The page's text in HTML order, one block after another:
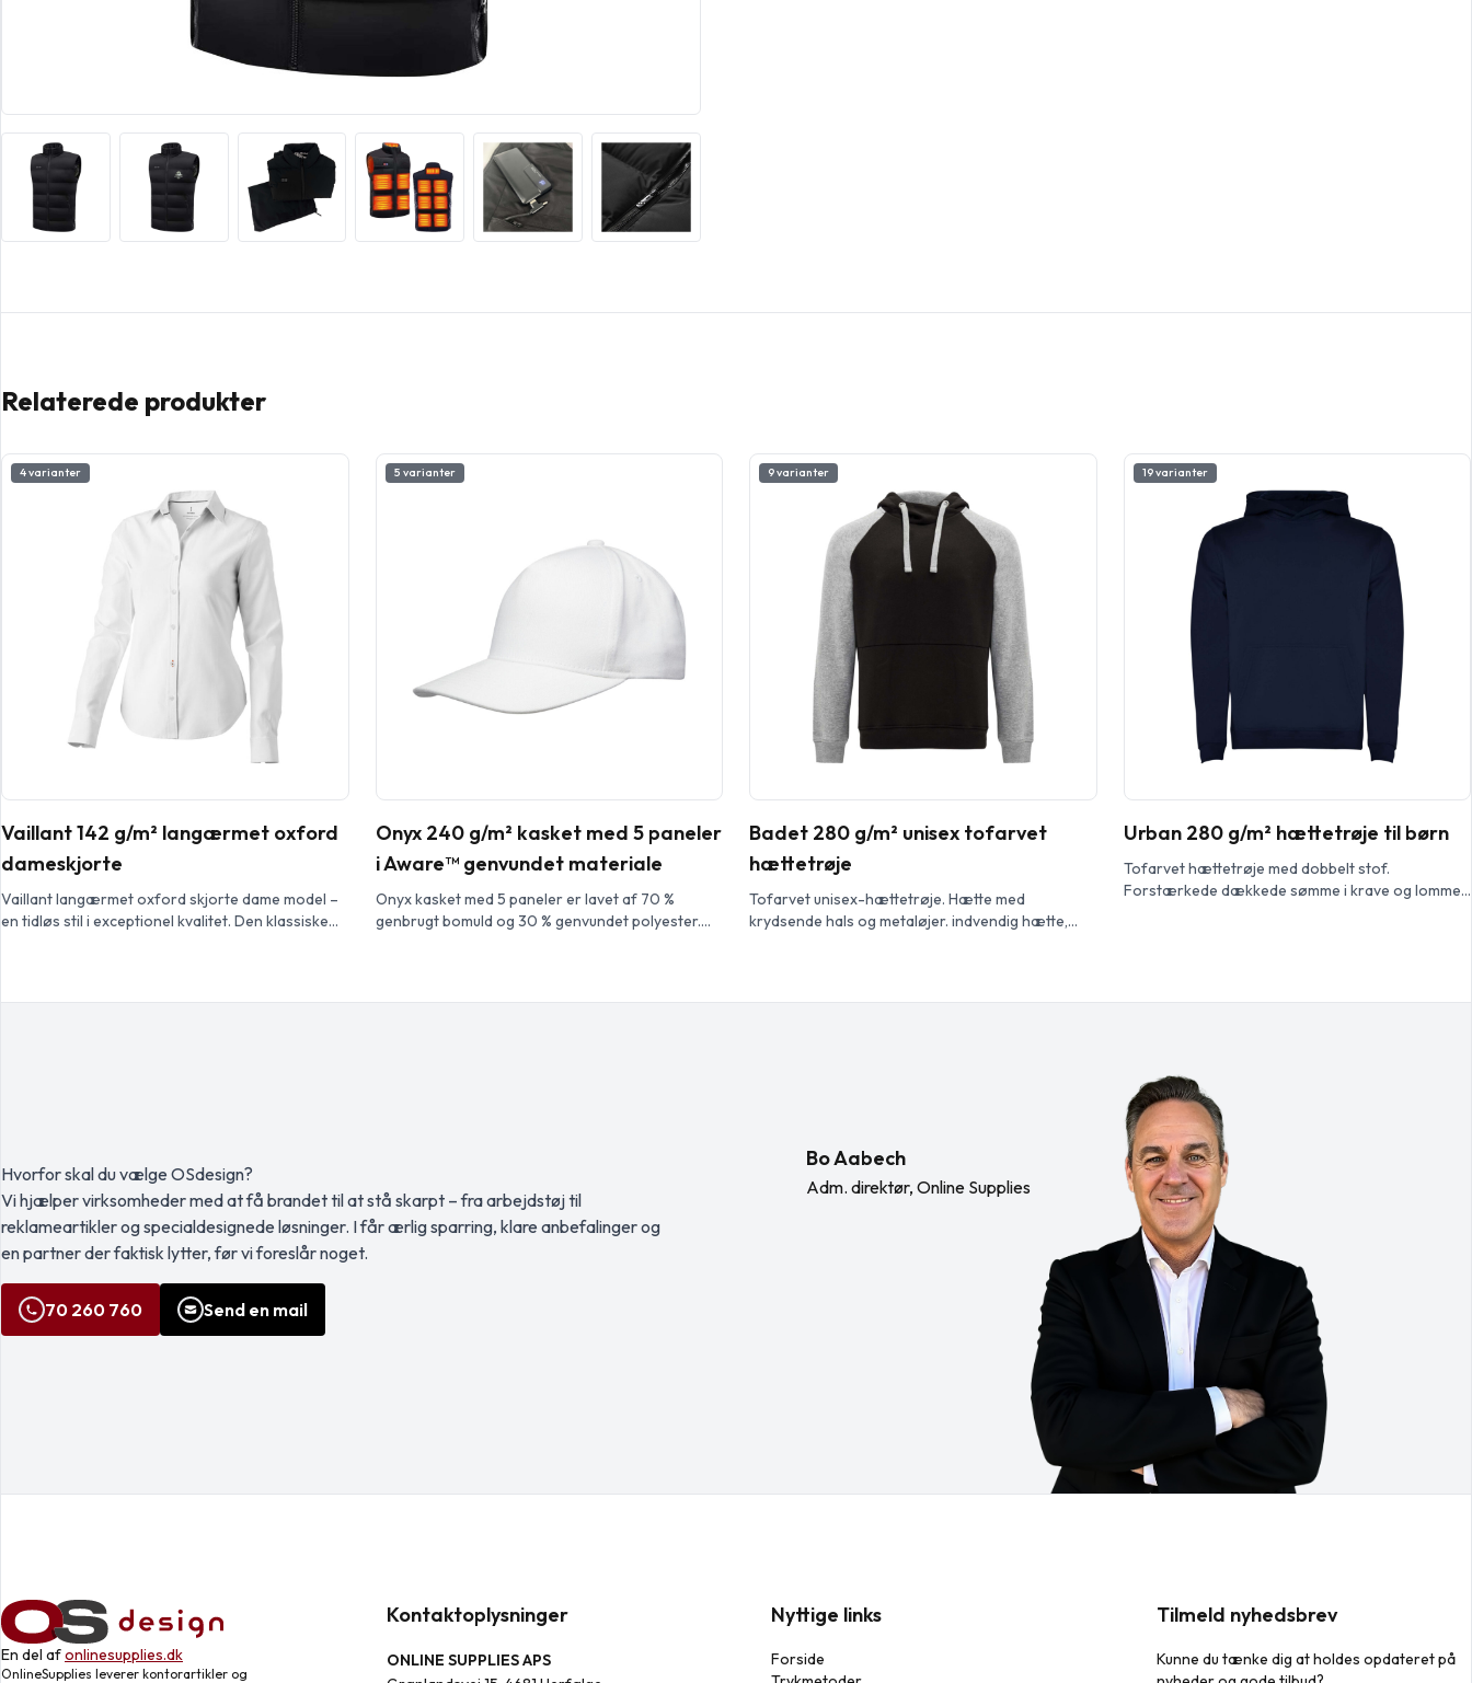
Relaterede produkter
4 varianter
Vaillant 142 g/m² langærmet oxford
dameskjorte
Vaillant langærmet oxford skjorte dame model –
en tidløs stil i exceptionel kvalitet. Den klassiske
5 varianter
Onyx 240 g/m² kasket med 5 paneler
i Aware™ genvundet materiale
Onyx kasket med 5 paneler er lavet af 70 %
genbrugt bomuld og 30 % genvundet polyester.
9 varianter
Badet 280 g/m² unisex tofarvet
hættetrøje
Tofarvet unisex-hættetrøje. Hætte med
krydsende hals og metaløjer. indvendig hætte,
19 varianter
Urban 280 g/m² hættetrøje til børn
Tofarvet hættetrøje med dobbelt stof.
Forstærkede dækkede sømme i krave og lomme i
Hvorfor skal du vælge OSdesign?
Vi hjælper virksomheder med at få brandet til at stå skarpt – fra arbejdstøj til
reklameartikler og specialdesignede løsninger. I får ærlig sparring, klare anbefalinger og
en partner der faktisk lytter, før vi foreslår noget.
70 260 760 Send en mail
Bo Aabech
Adm. direktør, Online Supplies
En del afonlinesupplies.dk
OnlineSupplies leverer kontorartikler og
Kontaktoplysninger
ONLINE SUPPLIES APS
Nyttige links
Forside
Tilmeld nyhedsbrev
Kunne du tænke dig at holdes opdateret på